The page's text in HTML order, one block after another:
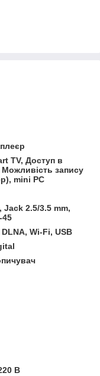
TV, Доступ в
Можливість запису
mini PC
Jack 2.5/3.5 mm,
45
Wi-Fi, USB
В